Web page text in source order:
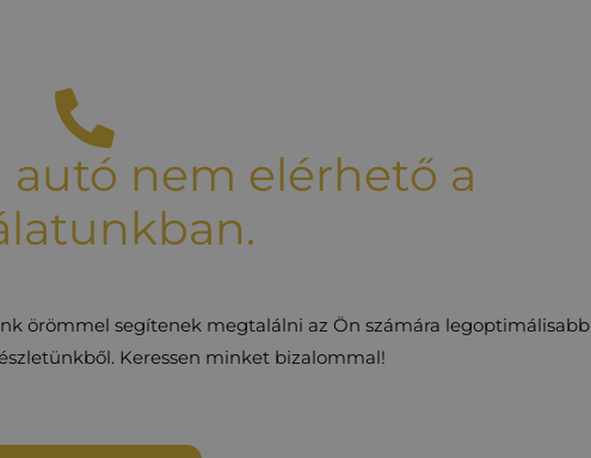
autó nem elérhető a
örömmel segítenek megtalálni az Ön számára legoptimálisabb
Keressen minket bizalommal!